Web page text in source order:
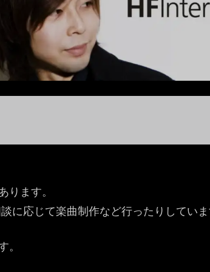
ります。
に応じて楽曲制作など行ったりしていま
。